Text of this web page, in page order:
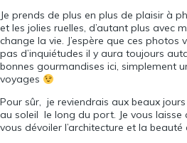
Je prends de plus en plus de plaisir à
et les jolies ruelles, d’autant plus avec
change la vie. J’espère que ces photos
pas d’inquiétudes il y aura toujours
bonnes gourmandises ici, simplement
voyages
Pour sûr, je reviendrais aux beaux
au soleil le long du port. Je vous laisse
vous dévoiler l’architecture et la